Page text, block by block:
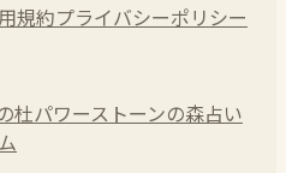
規約プライバシーポリシー
杜パワーストーンの森占い